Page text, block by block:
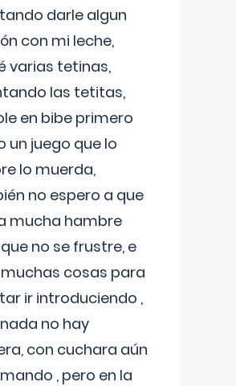
darle algun
con mi leche,
varias tetinas,
las tetitas,
en bibe primero
un juego que lo
lo muerda,
no espero a que
mucha hambre
no se frustre, e
cosas para
ir introduciendo ,
no hay
con cuchara aún
, pero en la